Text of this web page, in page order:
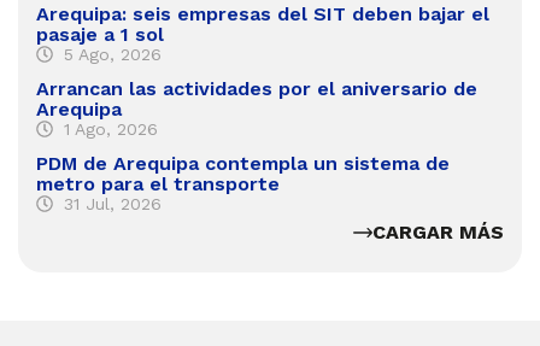
Arequipa: seis empresas del SIT deben bajar el
pasaje a 1 sol
5 Ago, 2026
Arrancan las actividades por el aniversario de
Arequipa
1 Ago, 2026
PDM de Arequipa contempla un sistema de
metro para el transporte
31 Jul, 2026
CARGAR MÁS